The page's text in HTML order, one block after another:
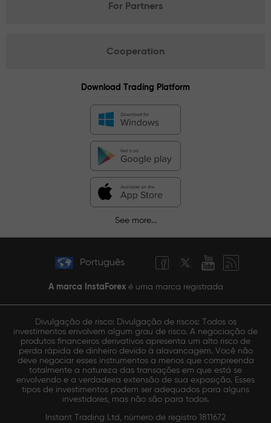
For Partners
Cooperation
Download Trading Platform
See more...
Português
A marca InstaForexé uma marca registrada
Divulgação de risco: Divulgação de riscos: Todos os
investimentos envolvem algum grau de risco. A negociação de
produtos financeiros derivativos apresenta um alto risco de
perda rápida de dinheiro devido à alavancagem. Você não
deve negociar esses instrumentos a menos que compreenda
totalmente a natureza das transações em que está se
envolvendo e a verdadeira extensão de sua exposição. Esses
tipos de investimentos podem ser adequados para alguns
investidores, mas não são para todos.
Instant Trading Ltd, número de registro 1811672